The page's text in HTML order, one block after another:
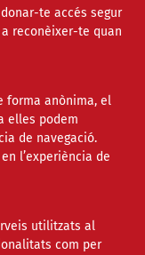
te accés segur
reconèixer-te quan
forma anònima, el
elles podem
de navegació.
l’experiència de
utilitzats al
com per
el